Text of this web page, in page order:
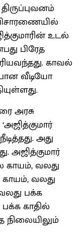
உடல்
பிரேத
காவல்
வீடியோ
அரசு
அது
அஜித்குமார்
காயம், வலது
காயம், வலது
பக்க
காதில்
நிலையிலும்